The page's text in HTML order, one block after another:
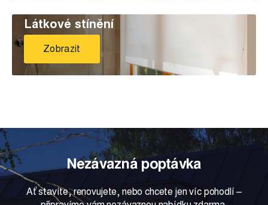
Látkové stínění
Zobrazit
Nezávazná poptávka
Ať stavíte, renovujete, nebo chcete jen víc pohodlí –